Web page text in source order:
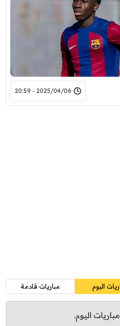
2025/04/06 - 20:59
اليوم مباريات قادمة
اليوم.